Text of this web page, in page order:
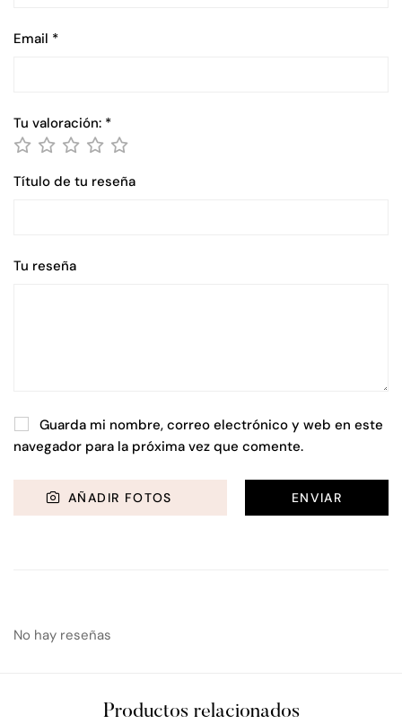
Email *
Tu valoración: *
Título de tu reseña
Tu reseña
Guarda mi nombre, correo electrónico y web en este
navegador para la próxima vez que comente.
AÑADIR FOTOS
No hay reseñas
Productos relacionados